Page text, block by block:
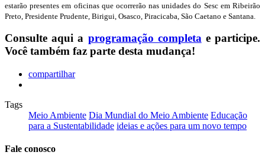
estarão presentes em oficinas que ocorrerão nas unidades do Sesc em Ribeirão
Preto, Presidente Prudente, Birigui, Osasco, Piracicaba, São Caetano e Santana.
Consulte aqui a programação completae participe.
Você também faz parte desta mudança!
compartilhar
Tags
Meio Ambiente Dia Mundial do Meio Ambiente Educação
para a Sustentabilidade ideias e ações para um novo tempo
Fale conosco